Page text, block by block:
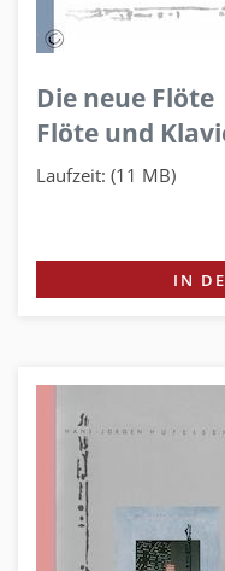
Die neue
Flöte und
Laufzeit: (11 MB)
IN